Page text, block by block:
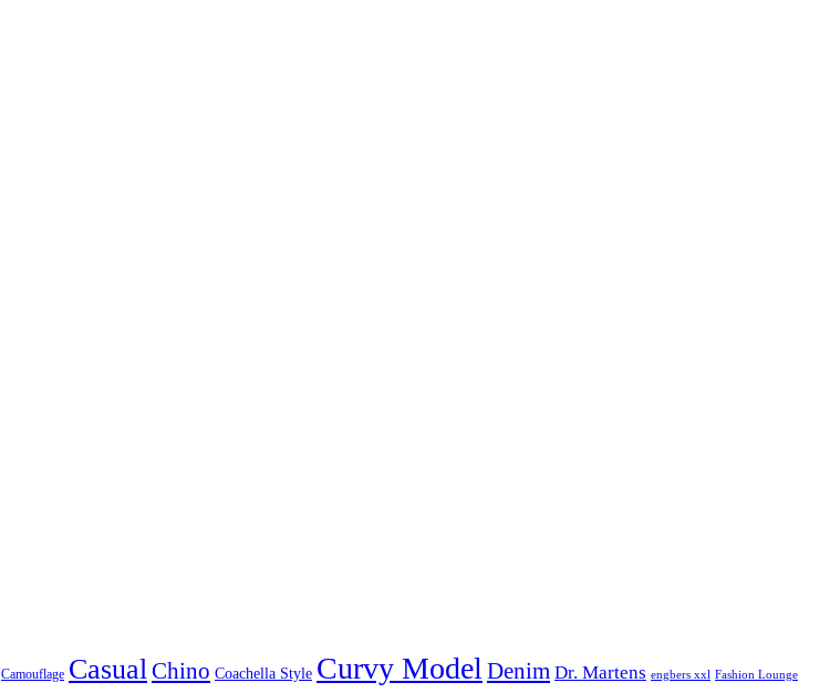
Camouflage CasualChino Coachella Style Curvy ModelDenim Dr. Martens engbers xxl Fashion Lounge